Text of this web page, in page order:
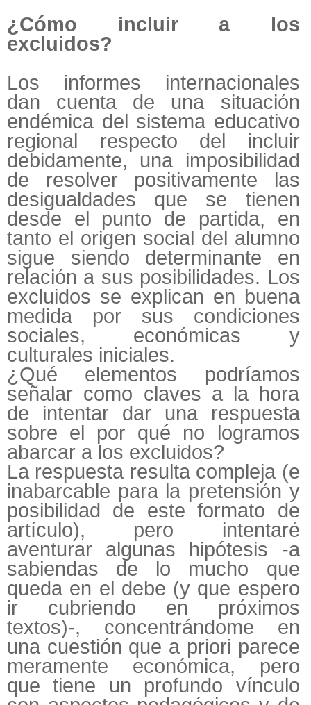
¿Cómo incluir a los
excluidos?
Los informes internacionales
dan cuenta de una situación
endémica del sistema educativo
regional respecto del incluir
debidamente, una imposibilidad
de resolver positivamente las
desigualdades que se tienen
desde el punto de partida, en
tanto el origen social del alumno
sigue siendo determinante en
relación a sus posibilidades. Los
excluidos se explican en buena
medida por sus condiciones
sociales, económicas y
culturales iniciales.
¿Qué elementos podríamos
señalar como claves a la hora
de intentar dar una respuesta
sobre el por qué no logramos
abarcar a los excluidos?
La respuesta resulta compleja (e
inabarcable para la pretensión y
posibilidad de este formato de
artículo), pero intentaré
aventurar algunas hipótesis -a
sabiendas de lo mucho que
queda en el debe (y que espero
ir cubriendo en próximos
textos)-, concentrándome en
una cuestión que a priori parece
meramente económica, pero
que tiene un profundo vínculo